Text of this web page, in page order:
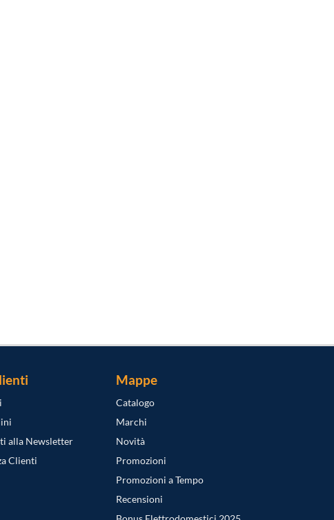
alla Newsletter
Clienti
Mappe
Catalogo
Marchi
Novità
Promozioni
Promozioni a Tempo
Recensioni